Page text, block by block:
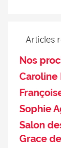
Articles
Nos
Caroline
Sophie
Salon
Grace